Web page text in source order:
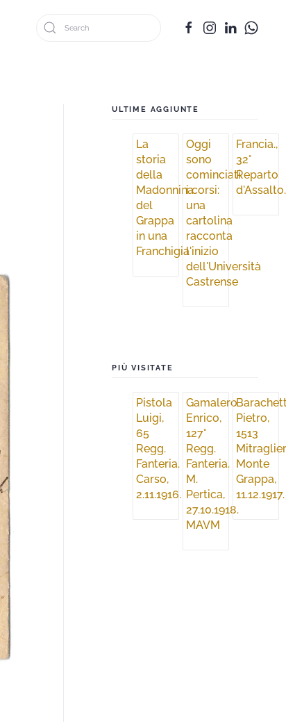
ULTIME AGGIUNTE
La
storia
della
Madonnina
del
Grappa
in una
Franchigia
Oggi
sono
cominciati
i corsi:
una
cartolina
racconta
l'inizio
dell'Università
Castrense
Francia.,
32°
Reparto
d'Assalto.
PIÙ VISITATE
Pistola
Luigi,
65
Regg.
Fanteria.
Carso,
2.11.1916.
Gamalero
Enrico,
127°
Regg.
Fanteria.
M.
Pertica,
27.10.1918.
MAVM
Pietro,
1513
Monte
Grappa,
11.12.1917.